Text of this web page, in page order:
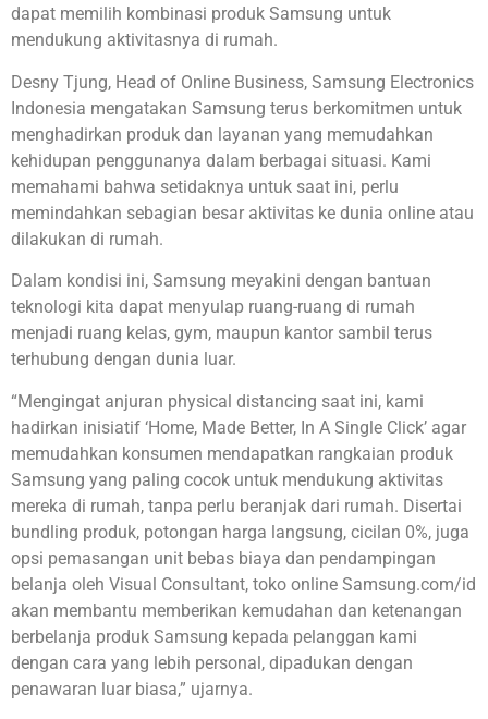
dapat memilih kombinasi produk Samsung untuk
mendukung aktivitasnya di rumah.
Desny Tjung, Head of Online Business, Samsung Electronics
Indonesia mengatakan Samsung terus berkomitmen untuk
menghadirkan produk dan layanan yang memudahkan
kehidupan penggunanya dalam berbagai situasi. Kami
memahami bahwa setidaknya untuk saat ini, perlu
memindahkan sebagian besar aktivitas ke dunia online atau
dilakukan di rumah.
Dalam kondisi ini, Samsung meyakini dengan bantuan
teknologi kita dapat menyulap ruang-ruang di rumah
menjadi ruang kelas, gym, maupun kantor sambil terus
terhubung dengan dunia luar.
“Mengingat anjuran physical distancing saat ini, kami
hadirkan inisiatif ‘Home, Made Better, In A Single Click’ agar
memudahkan konsumen mendapatkan rangkaian produk
Samsung yang paling cocok untuk mendukung aktivitas
mereka di rumah, tanpa perlu beranjak dari rumah. Disertai
bundling produk, potongan harga langsung, cicilan 0%, juga
opsi pemasangan unit bebas biaya dan pendampingan
belanja oleh Visual Consultant, toko online Samsung.com/id
akan membantu memberikan kemudahan dan ketenangan
berbelanja produk Samsung kepada pelanggan kami
dengan cara yang lebih personal, dipadukan dengan
penawaran luar biasa,” ujarnya.